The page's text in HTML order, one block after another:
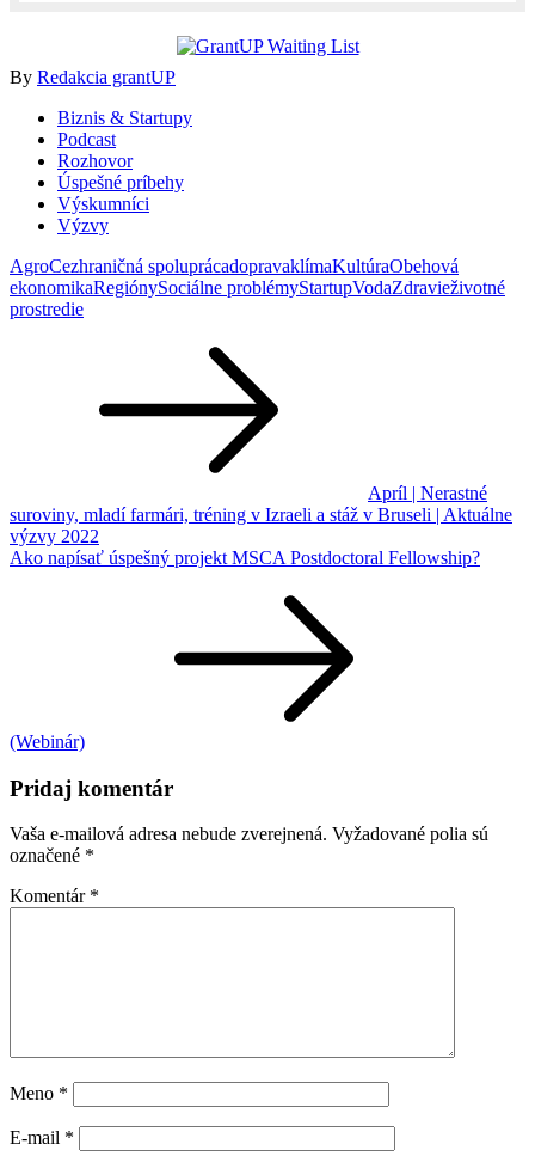
By Redakcia grantUP
Biznis & Startupy
Podcast
Rozhovor
Úspešné príbehy
Výskumníci
Výzvy
AgroCezhraničná spoluprácadopravaklímaKultúraObehová
ekonomikaRegiónySociálne problémyStartupVodaZdravieživotné
prostredie
Apríl | Nerastné
suroviny, mladí farmári, tréning v Izraeli a stáž v Bruseli | Aktuálne
výzvy 2022
Ako napísať úspešný projekt MSCA Postdoctoral Fellowship?
(Webinár)
Pridaj komentár
Vaša e-mailová adresa nebude zverejnená. Vyžadované polia sú
označené *
Komentár *
Meno *
E-mail *